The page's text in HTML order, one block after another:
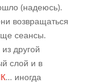
(надеюсь).
возвращаться
сеансы.
другой
слой и в
… иногда